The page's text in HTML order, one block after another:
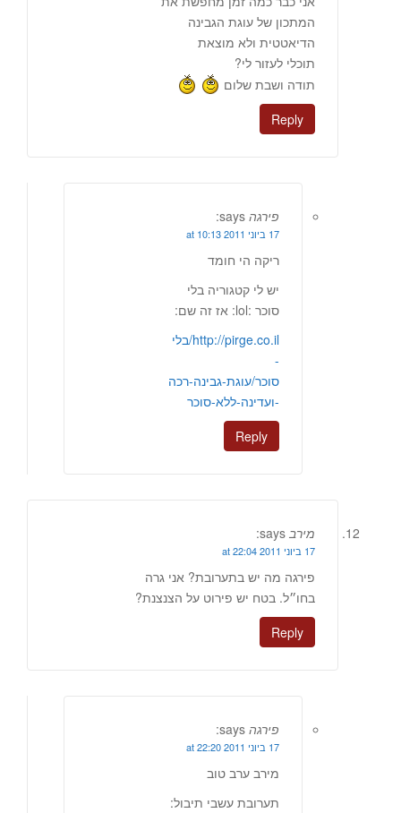
המתכון של עוגת הגבינה
הדיאטטית ולא מוצאת
תוכלי לעזור לי?
תודה ושבת שלום
Reply
פירגה says:
17 ביוני 2011 at 10:13
ריקה הי חומד
יש לי קטגוריה בלי
סוכר :lol: אז זה שם:
http://pirge.co.il/בלי
-
סוכר/עוגת-גבינה-רכה
-ועדינה-ללא-סוכר
Reply
מירב says:
17 ביוני 2011 at 22:04
פירגה מה יש בתערובת? אני גרה
בחו״ל. בטח יש פירוט על הצנצנת?
Reply
פירגה says:
17 ביוני 2011 at 22:20
מירב ערב טוב
תערובת עשבי תיבול: